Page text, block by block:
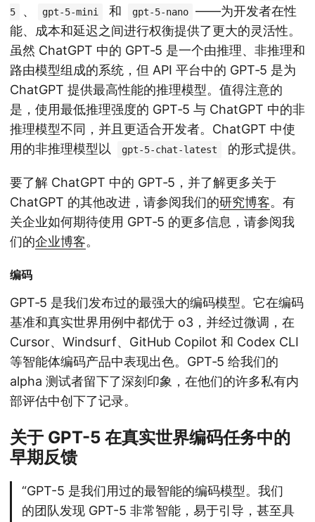
5
、 gpt-5-mini 和 gpt-5-nano
——为开发者在性
能、成本和延迟之间进行权衡提供了更大的灵活性。
虽然 ChatGPT 中的 GPT‑5 是一个由推理、非推理和
路由模型组成的系统，但 API 平台中的 GPT‑5 是为
ChatGPT 提供最高性能的推理模型。值得注意的
是，使用最低推理强度的 GPT‑5 与 ChatGPT 中的非
推理模型不同，并且更适合开发者。ChatGPT 中使
用的非推理模型以
gpt-5-chat-latest 的形式提供。
要了解 ChatGPT 中的 GPT‑5，并了解更多关于
ChatGPT 的其他改进，请参阅我们的研究博客。有
关企业如何期待使用 GPT‑5 的更多信息，请参阅我
们的企业博客。
编码
GPT‑5 是我们发布过的最强大的编码模型。它在编码
基准和真实世界用例中都优于 o3，并经过微调，在
Cursor、Windsurf、GitHub Copilot 和 Codex CLI
等智能体编码产品中表现出色。GPT‑5 给我们的
alpha 测试者留下了深刻印象，在他们的许多私有内
部评估中创下了记录。
关于 GPT-5 在真实世界编码任务中的
早期反馈
“GPT-5 是我们用过的最智能的编码模型。我们
的团队发现 GPT-5 非常智能，易于引导，甚至具